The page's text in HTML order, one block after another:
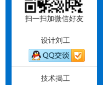
扫一扫加微信好友
设计刘工
技术揭工